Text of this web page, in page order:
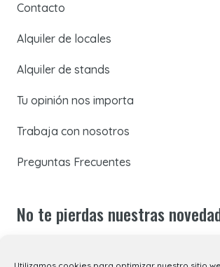
Contacto
Alquiler de locales
Alquiler de stands
Tu opinión nos importa
Trabaja con nosotros
Preguntas Frecuentes
No te pierdas nuestras